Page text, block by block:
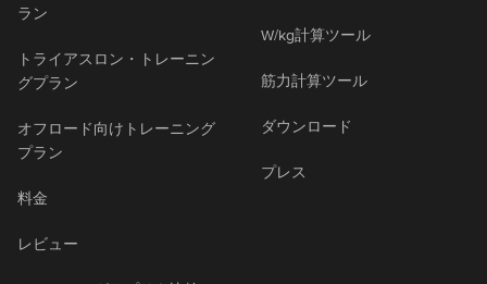
ラン
トライアスロン・トレーニン
グプラン
オフロード向けトレーニング
プラン
料金
レビュー
W/kg計算ツール
筋力計算ツール
ダウンロード
プレス